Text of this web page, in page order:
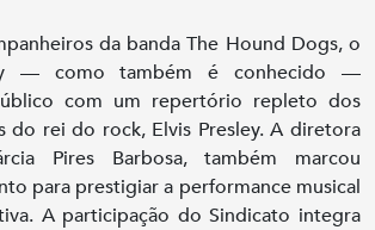
da banda The Hound Dogs, o
— como também é conhecido —
com um repertório repleto dos
do rei do rock, Elvis Presley. A diretora
Pires Barbosa, também marcou
para prestigiar a performance musical
A participação do Sindicato integra